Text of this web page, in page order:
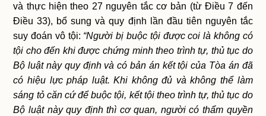
và thực hiện theo 27 nguyên tắc cơ bản (từ Điều 7 đến
Điều 33), bổ sung và quy định lần đầu tiên nguyên tắc
suy đoán vô tội: “Người bị buộc tội được coi là không có
tội cho đến khi được chứng minh theo trình tự, thủ tục do
Bộ luật này quy định và có bản án kết tội của Tòa án đã
có hiệu lực pháp luật. Khi không đủ và không thể làm
sáng tỏ căn cứ để buộc tội, kết tội theo trình tự, thủ tục do
Bộ luật này quy định thì cơ quan, người có thẩm quyền